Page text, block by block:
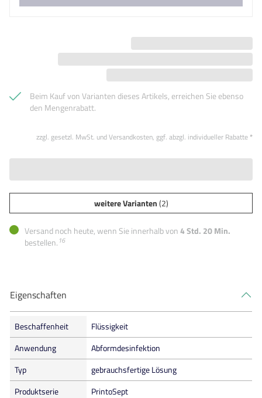
Beim Kauf von Varianten dieses Artikels, erreichen Sie ebenso
den Mengenrabatt.
zzgl. gesetzl. MwSt. und Versandkosten, ggf. abzgl. individueller Rabatte *
weitere Varianten(2)
Versand noch heute, wenn Sie innerhalb von4 Std. 20 Min.
bestellen. 16
Eigenschaften
Beschaffenheit
Flüssigkeit
Anwendung
Abformdesinfektion
Typ
gebrauchsfertige Lösung
Produktserie
PrintoSept